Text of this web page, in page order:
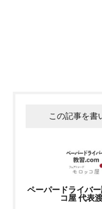
この記事を書
ペーパードライバ
コ屋 代表